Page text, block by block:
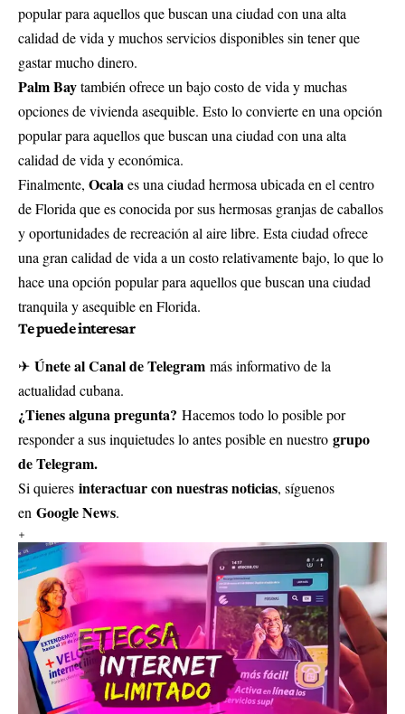
popular para aquellos que buscan una ciudad con una alta
calidad de vida y muchos servicios disponibles sin tener que
gastar mucho dinero.
Palm Baytambién ofrece un bajo costo de vida y muchas
opciones de vivienda asequible. Esto lo convierte en una opción
popular para aquellos que buscan una ciudad con una alta
calidad de vida y económica.
Finalmente, Ocalaes una ciudad hermosa ubicada en el centro
de Florida que es conocida por sus hermosas granjas de caballos
y oportunidades de recreación al aire libre. Esta ciudad ofrece
una gran calidad de vida a un costo relativamente bajo, lo que lo
hace una opción popular para aquellos que buscan una ciudad
tranquila y asequible en Florida.
Te puede interesar
✈ Únete al Canal de Telegram más informativo de la
actualidad cubana.
¿Tienes alguna pregunta? Hacemos todo lo posible por
responder a sus inquietudes lo antes posible en nuestro grupo
de Telegram.
Si quieres interactuar con nuestras noticias, síguenos
en Google News.